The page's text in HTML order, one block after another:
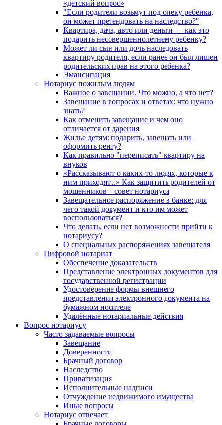
«детский вопрос»
"Если родители возьмут под опеку ребенка,
он может претендовать на наследство?"
Квартира, дача, авто или деньги — как это
подарить несовершеннолетнему ребенку?
Может ли сын или дочь наследовать
квартиру родителя, если ранее он был лишен
родительских прав на этого ребенка?
Эмансипация
Нотариус пожилым людям
Важное о завещании. Что можно, а что нет?
Завещание в вопросах и ответах: что нужно
знать?
Как отменить завещание и чем оно
отличается от дарения
Жилье детям: подарить, завещать или
оформить ренту?
Как правильно "переписать" квартиру на
внуков
«Рассказывают о каких-то людях, которые к
ним приходят...» Как защитить родителей от
мошенников – совет нотариуса
Завещательное распоряжение в банке: для
чего такой документ и кто им может
воспользоваться?
Что делать, если нет возможности прийти к
нотариусу?
О специальных распоряжениях завещателя
Цифровой нотариат
Обеспечение доказательств
Представление электронных документов для
государственной регистрации
Удостоверение формы внешнего
представления электронного документа на
бумажном носителе
Удалённые нотариальные действия
Вопрос нотариусу
Часто задаваемые вопросы
Завещание
Доверенности
Брачный договор
Наследство
Приватизация
Исполнительные надписи
Отчуждение недвижимого имущества
Иные вопросы
Нотариус отвечает
Брачные договоры